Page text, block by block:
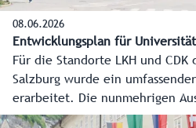
08.06.2026
Entwicklungsplan für
Für die Standorte LKH und
Salzburg wurde ein
erarbeitet. Die nunmehrigen
Investitionen von rund einer